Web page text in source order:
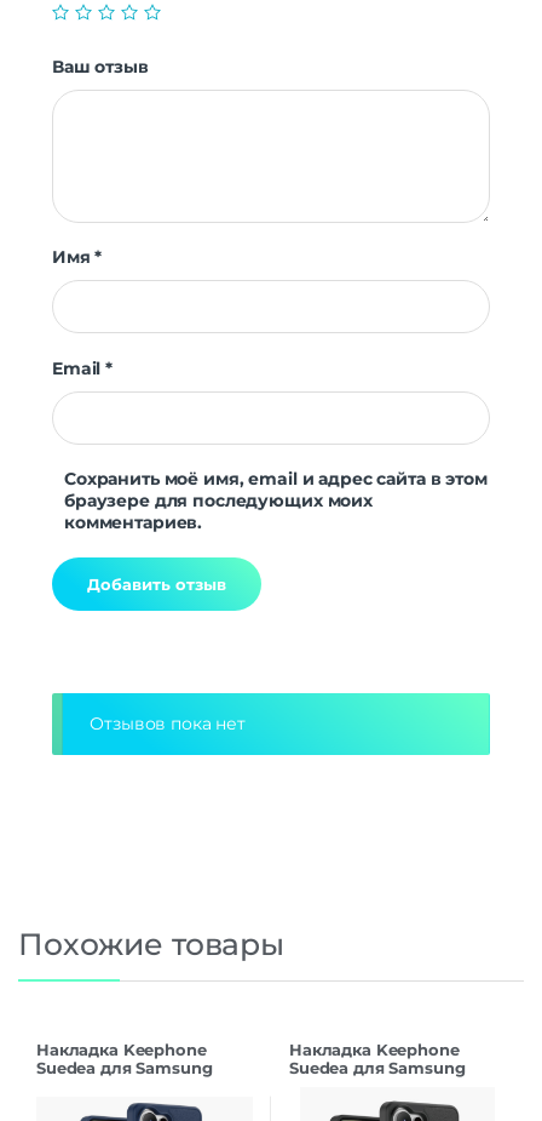
Ваш отзыв
Имя*
Email*
Сохранить моё имя, email и адрес сайта в этом
браузере для последующих моих
комментариев.
Отзывов пока нет
Похожие товары
Накладка Keephone
Suedea для Samsung
Накладка Keephone
Suedea для Samsung